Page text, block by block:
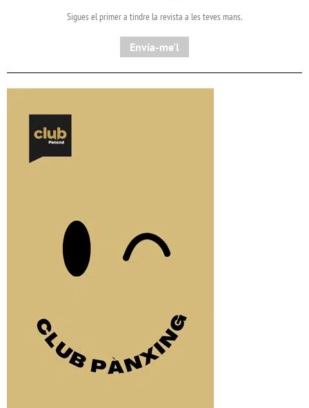
Sigues el primer a tindre la revista a les teves mans.
Envia-me'l